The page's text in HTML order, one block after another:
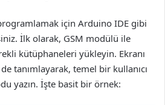
için Arduino IDE gibi
İlk olarak, GSM modülü ile
kütüphaneleri yükleyin. Ekranı
tanımlayarak, temel bir kullanıcı
yazın. İşte basit bir örnek: